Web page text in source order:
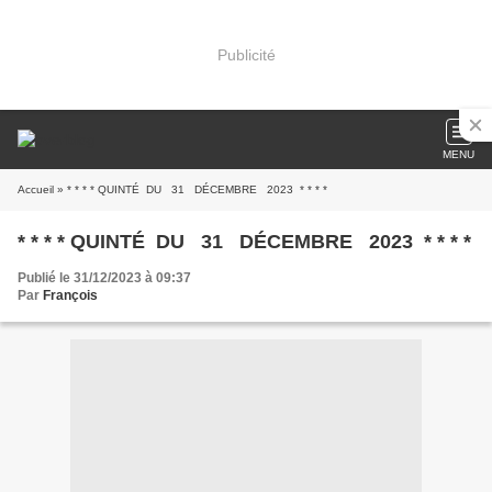
Publicité
MENU
Accueil » * * * * QUINTÉ DU 31 DÉCEMBRE 2023 * * * *
* * * * QUINTÉ DU 31 DÉCEMBRE 2023 * * * *
Publié le 31/12/2023 à 09:37
Par François